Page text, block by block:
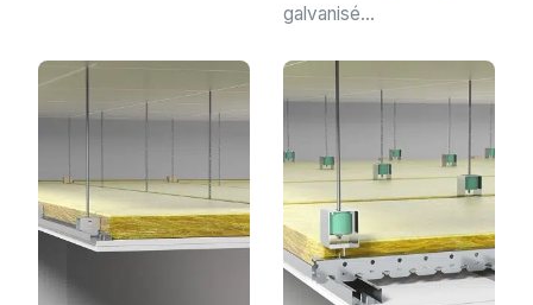
galvanisé...